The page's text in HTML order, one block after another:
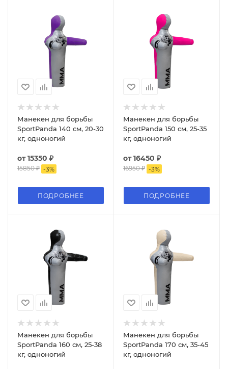
Манекен для борьбы
SportPanda 140 см, 20-30
кг, одноногий
от15350 ₽
15850 ₽ -3%
ПОДРОБНЕЕ
Манекен для борьбы
SportPanda 150 см, 25-35
кг, одноногий
от16450 ₽
16950 ₽ -3%
ПОДРОБНЕЕ
Манекен для борьбы
SportPanda 160 см, 25-38
кг, одноногий
Манекен для борьбы
SportPanda 170 см, 35-45
кг, одноногий